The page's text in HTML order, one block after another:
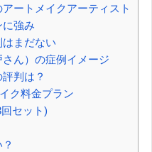
ートメイクアーティスト
強み
まだない
ん）の症例イメージ
判は？
ク料金プラン
セット)